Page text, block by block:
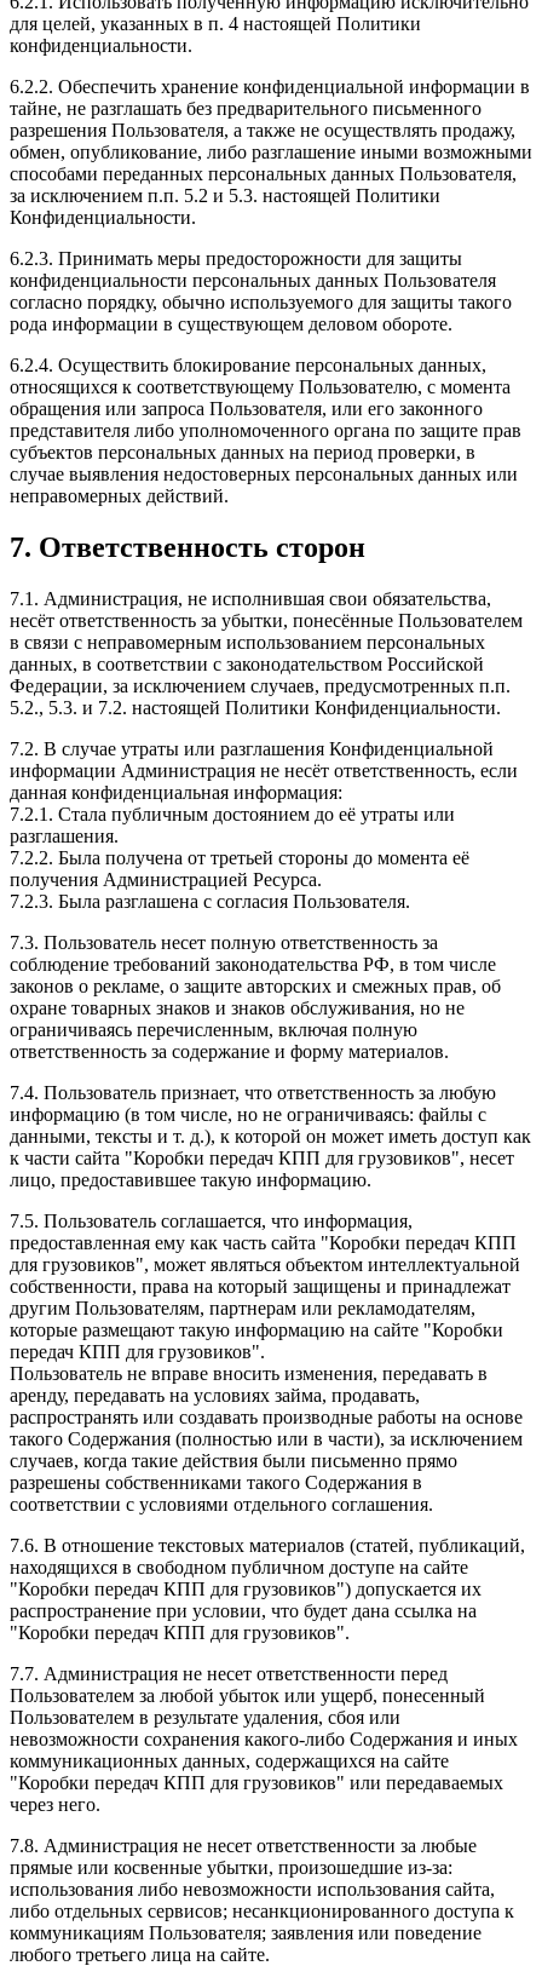
для целей, указанных в п. 4 настоящей Политики
конфиденциальности.
6.2.2. Обеспечить хранение конфиденциальной информации в
тайне, не разглашать без предварительного письменного
разрешения Пользователя, а также не осуществлять продажу,
обмен, опубликование, либо разглашение иными возможными
способами переданных персональных данных Пользователя,
за исключением п.п. 5.2 и 5.3. настоящей Политики
Конфиденциальности.
6.2.3. Принимать меры предосторожности для защиты
конфиденциальности персональных данных Пользователя
согласно порядку, обычно используемого для защиты такого
рода информации в существующем деловом обороте.
6.2.4. Осуществить блокирование персональных данных,
относящихся к соответствующему Пользователю, с момента
обращения или запроса Пользователя, или его законного
представителя либо уполномоченного органа по защите прав
субъектов персональных данных на период проверки, в
случае выявления недостоверных персональных данных или
неправомерных действий.
7. Ответственность сторон
7.1. Администрация, не исполнившая свои обязательства,
несёт ответственность за убытки, понесённые Пользователем
в связи с неправомерным использованием персональных
данных, в соответствии с законодательством Российской
Федерации, за исключением случаев, предусмотренных п.п.
5.2., 5.3. и 7.2. настоящей Политики Конфиденциальности.
7.2. В случае утраты или разглашения Конфиденциальной
информации Администрация не несёт ответственность, если
данная конфиденциальная информация:
7.2.1. Стала публичным достоянием до её утраты или
разглашения.
7.2.2. Была получена от третьей стороны до момента её
получения Администрацией Ресурса.
7.2.3. Была разглашена с согласия Пользователя.
7.3. Пользователь несет полную ответственность за
соблюдение требований законодательства РФ, в том числе
законов о рекламе, о защите авторских и смежных прав, об
охране товарных знаков и знаков обслуживания, но не
ограничиваясь перечисленным, включая полную
ответственность за содержание и форму материалов.
7.4. Пользователь признает, что ответственность за любую
информацию (в том числе, но не ограничиваясь: файлы с
данными, тексты и т. д.), к которой он может иметь доступ как
к части сайта "Коробки передач КПП для грузовиков", несет
лицо, предоставившее такую информацию.
7.5. Пользователь соглашается, что информация,
предоставленная ему как часть сайта "Коробки передач КПП
для грузовиков", может являться объектом интеллектуальной
собственности, права на который защищены и принадлежат
другим Пользователям, партнерам или рекламодателям,
которые размещают такую информацию на сайте "Коробки
передач КПП для грузовиков".
Пользователь не вправе вносить изменения, передавать в
аренду, передавать на условиях займа, продавать,
распространять или создавать производные работы на основе
такого Содержания (полностью или в части), за исключением
случаев, когда такие действия были письменно прямо
разрешены собственниками такого Содержания в
соответствии с условиями отдельного соглашения.
7.6. В отношение текстовых материалов (статей, публикаций,
находящихся в свободном публичном доступе на сайте
"Коробки передач КПП для грузовиков") допускается их
распространение при условии, что будет дана ссылка на
"Коробки передач КПП для грузовиков".
7.7. Администрация не несет ответственности перед
Пользователем за любой убыток или ущерб, понесенный
Пользователем в результате удаления, сбоя или
невозможности сохранения какого-либо Содержания и иных
коммуникационных данных, содержащихся на сайте
"Коробки передач КПП для грузовиков" или передаваемых
через него.
7.8. Администрация не несет ответственности за любые
прямые или косвенные убытки, произошедшие из-за:
использования либо невозможности использования сайта,
либо отдельных сервисов; несанкционированного доступа к
коммуникациям Пользователя; заявления или поведение
любого третьего лица на сайте.